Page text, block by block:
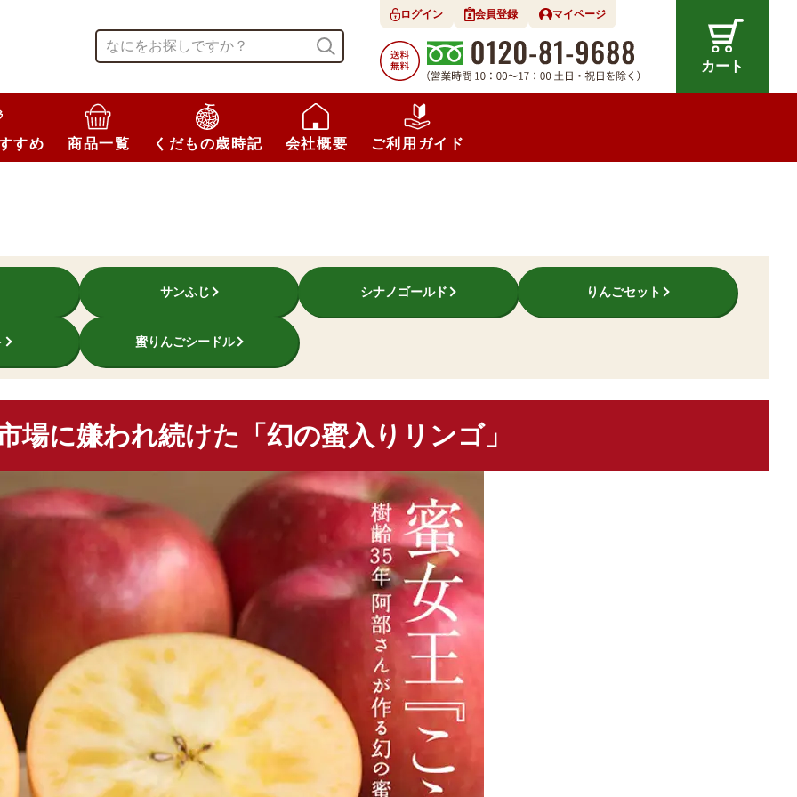
ログイン 会員登録 マイページ
カート
すめ 商品一覧 くだもの歳時記 会社概要 ご利用ガイド
サンふじ シナノゴールド りんごセット
蜜りんごシードル
場に嫌われ続けた「幻の蜜入りリンゴ」